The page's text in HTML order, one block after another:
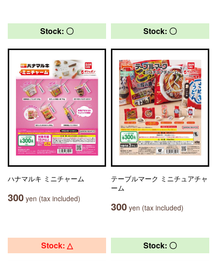
Stock: 〇
ハナマルキ ミニチャーム
300 yen (tax included)
Stock: 〇
テーブルマーク ミニチュアチャ
ーム
300 yen (tax included)
Stock: △ Stock: 〇